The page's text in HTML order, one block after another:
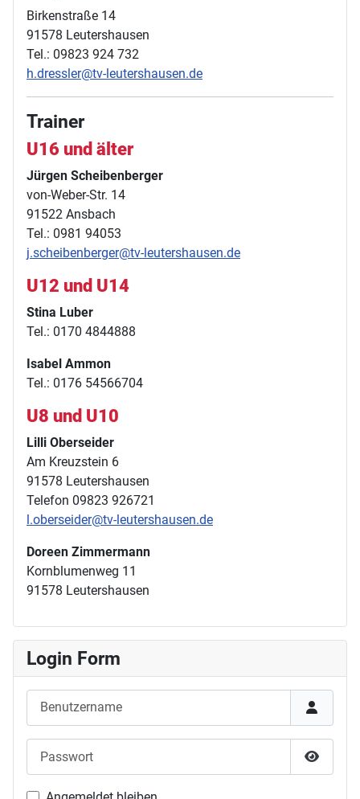
Birkenstraße 14
91578 Leutershausen
Tel.: 09823 924 732
h.dressler@tv-leutershausen.de
Trainer
U16 und älter
Jürgen Scheibenberger
von-Weber-Str. 14
91522 Ansbach
Tel.: 0981 94053
j.scheibenberger@tv-leutershausen.de
U12 und U14
Stina Luber
Tel.: 0170 4844888
Isabel Ammon
Tel.: 0176 54566704
U8 und U10
Lilli Oberseider
Am Kreuzstein 6
91578 Leutershausen
Telefon 09823 926721
l.oberseider@tv-leutershausen.de
Doreen Zimmermann
Kornblumenweg 11
91578 Leutershausen
Login Form
Benutzername